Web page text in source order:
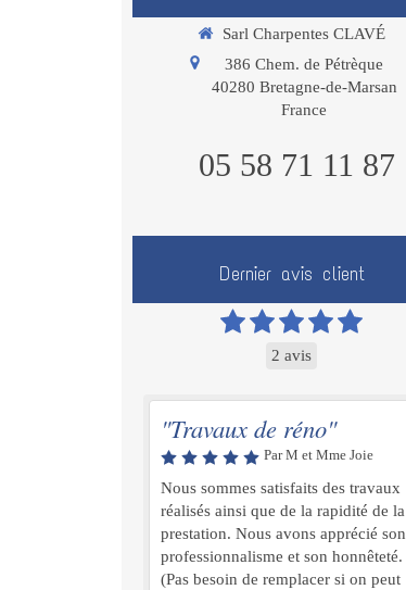
Sarl Charpentes CLAVÉ
386 Chem. de Pétrèque
40280 Bretagne-de-Marsan
France
05 58 71 11 87
Dernier avis client
2 avis
"Travaux de réno"
Par M et Mme Joie
Nous sommes satisfaits des travaux
réalisés ainsi que de la rapidité de la
prestation. Nous avons apprécié son
professionnalisme et son honnêteté.
(Pas besoin de remplacer si on peut